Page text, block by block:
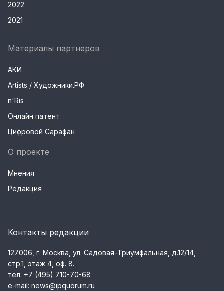
2022
2021
Материалы партнеров
АКИ
Artists / Художники.РФ
n'Ris
Онлайн патент
Цифровой Сарафан
О проекте
Мнения
Редакция
Контакты редакции
127006, г. Москва, ул. Садовая-Триумфальная, д.12/14,
стр.1, этаж 4, оф. 8.
тел. +7 (495) 710-70-68
e-mail: news@ipquorum.ru